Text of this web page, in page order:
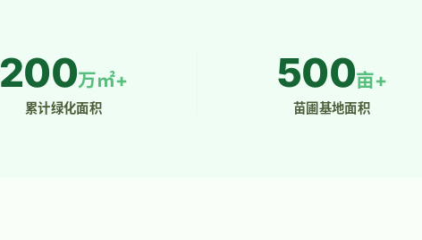
200万㎡+
累计绿化面积
500亩+
苗圃基地面积